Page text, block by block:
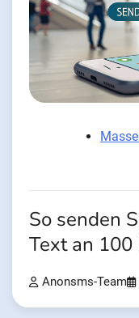
So senden
Text an 100
Anonsms-Team